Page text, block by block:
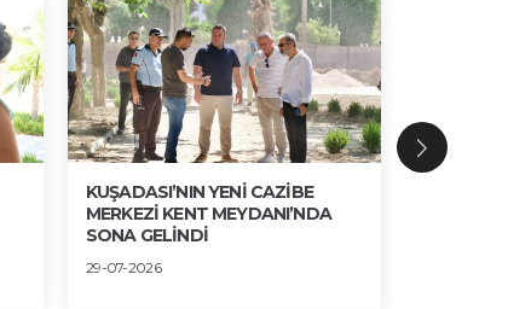
KUŞADASI’NIN YENİ CAZİBE
MERKEZİ KENT MEYDANI’NDA
SONA GELİNDİ
29-07-2026